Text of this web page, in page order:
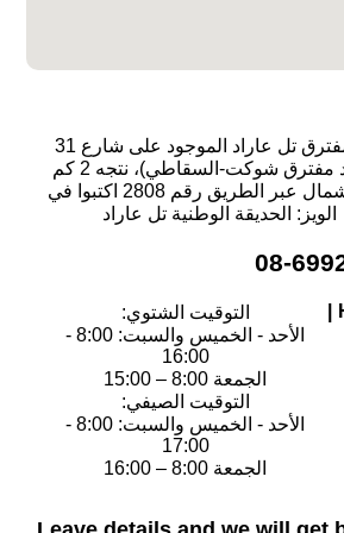
عدّة أنواع من النباتات والحيوانات
جنوبية في العالم بالنسبةللبوقية
شباط وبداية آذار، سيكون بإمكانكم
– لشمال النقب.
إذا كان لديكم حظ سيكون بإمكانكم
الحادة الأصابع، أحد الأجناس المميزة
(اللويس) في شمال النقب،
الأكثر قفزا وذو الذنب الذي في طرفه
الانقراض في إسرائيل.
عند مفترق تل عاراد الموجود على شارع 31
(عاراد مفترق شوكت-السقاطي)، نتجه 2 كم
إلى الشمال عبر الطريق رقم 2808 اكتبوا في
الويز: الحديقة الوطنية تل عاراد
08-
التوقيت الشتوي:
الأحد - الخميس والسبت: 8:00 -
16:00
الجمعة 8:00 – 15:00
التوقيت الصيفي:
الأحد - الخميس والسبت: 8:00 -
17:00
الجمعة 8:00 – 16:00